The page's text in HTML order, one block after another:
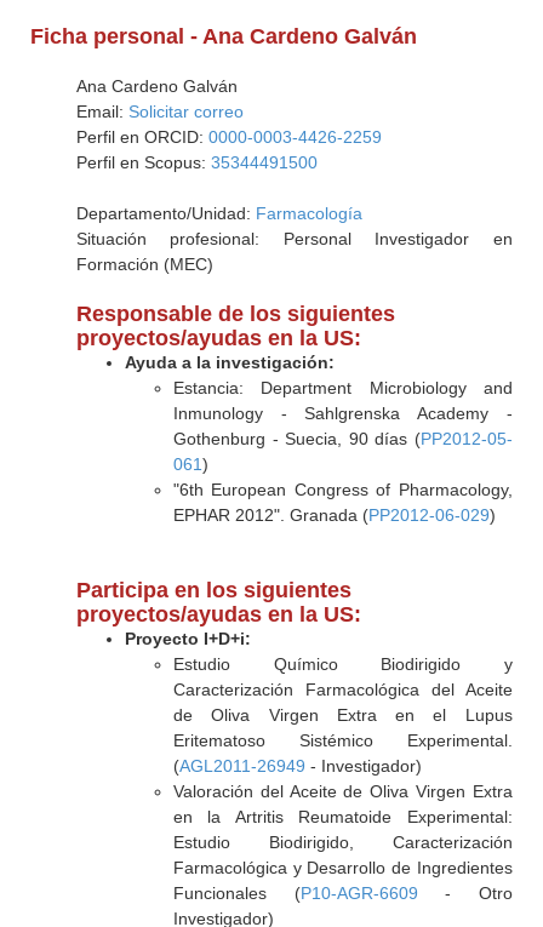
Ficha personal - Ana Cardeno Galván
Ana Cardeno Galván
Email: Solicitar correo
Perfil en ORCID: 0000-0003-4426-2259
Perfil en Scopus: 35344491500
Departamento/Unidad: Farmacología
Situación profesional: Personal Investigador en
Formación (MEC)
Responsable de los siguientes
proyectos/ayudas en la US:
Ayuda a la investigación:
Estancia: Department Microbiology and
Inmunology - Sahlgrenska Academy -
Gothenburg - Suecia, 90 días (PP2012-05-
061)
"6th European Congress of Pharmacology,
EPHAR 2012". Granada (PP2012-06-029)
Participa en los siguientes
proyectos/ayudas en la US:
Proyecto I+D+i:
Estudio Químico Biodirigido y
Caracterización Farmacológica del Aceite
de Oliva Virgen Extra en el Lupus
Eritematoso Sistémico Experimental.
(AGL2011-26949 - Investigador)
Valoración del Aceite de Oliva Virgen Extra
en la Artritis Reumatoide Experimental:
Estudio Biodirigido, Caracterización
Farmacológica y Desarrollo de Ingredientes
Funcionales (P10-AGR-6609 - Otro
Investigador)